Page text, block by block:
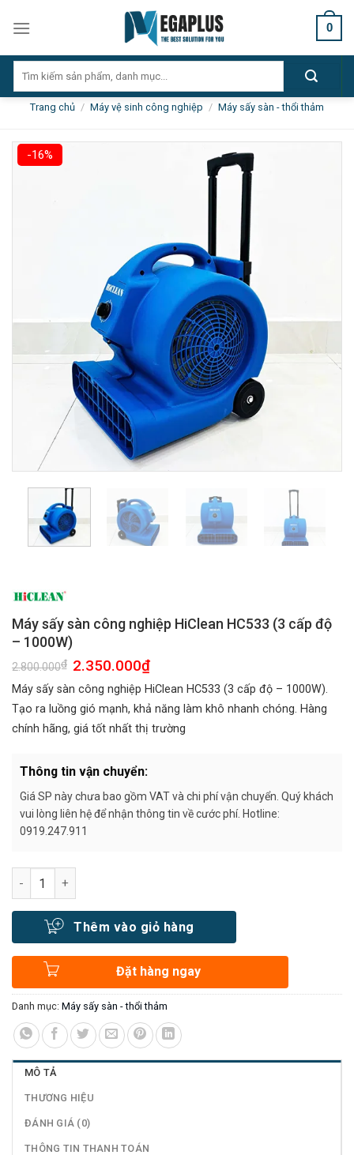
0
kiếm:
Trang chủ / Máy vệ sinh công nghiệp / Máy sấy sàn - thổi thảm
-16%
Máy sấy sàn công nghiệp HiClean HC533 (3 cấp độ
– 1000W)
2.800.000₫ Giá
gốc
là:
2.800.000₫.
2.350.000₫Giá
tại
là:
2.350.000₫.
Máy sấy sàn công nghiệp HiClean HC533 (3 cấp độ – 1000W).
Tạo ra luồng gió mạnh, khả năng làm khô nhanh chóng. Hàng
chính hãng, giá tốt nhất thị trường
Thông tin vận chuyển:
Giá SP này chưa bao gồm VAT và chi phí vận chuyển. Quý khách
vui lòng liên hệ để nhận thông tin về cước phí. Hotline:
0919.247.911
Số lượng
Thêm vào giỏ hàng
Đặt hàng ngay
Danh mục: Máy sấy sàn - thổi thảm
MÔ TẢ
THƯƠNG HIỆU
ĐÁNH GIÁ (0)
THÔNG TIN THANH TOÁN